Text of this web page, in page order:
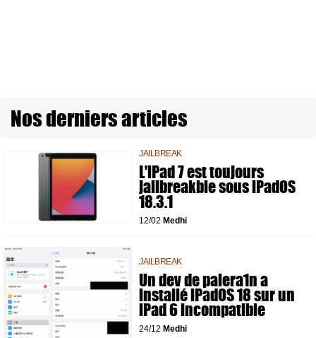
Nos derniers articles
JAILBREAK
L'iPad 7 est toujours
jailbreakble sous iPadOS
18.3.1
12/02 Medhi
JAILBREAK
Un dev de palera1n a
installé iPadOS 18 sur un
iPad 6 incompatible
24/12 Medhi